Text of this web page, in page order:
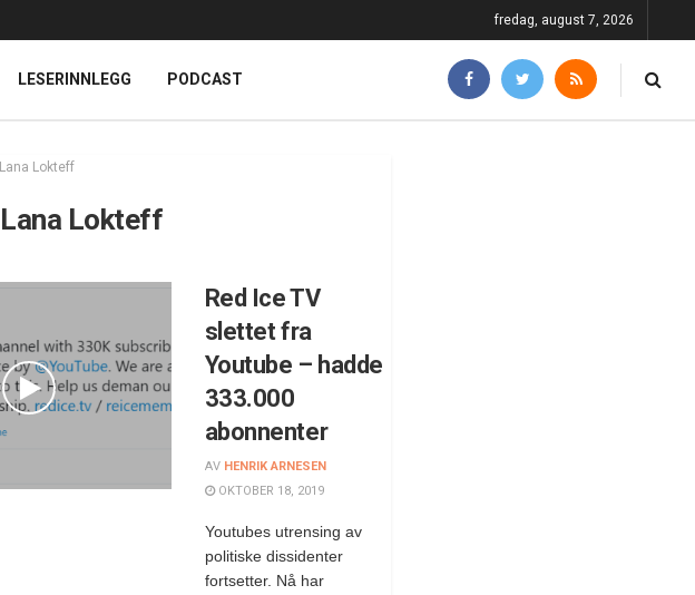
fredag, august 7, 2026
LESERINNLEGG PODCAST
Lana Lokteff
Lana Lokteff
Red Ice TV
slettet fra
Youtube – hadde
333.000
abonnenter
AV HENRIK ARNESEN
OKTOBER 18, 2019
Youtubes utrensing av
politiske dissidenter
fortsetter. Nå har